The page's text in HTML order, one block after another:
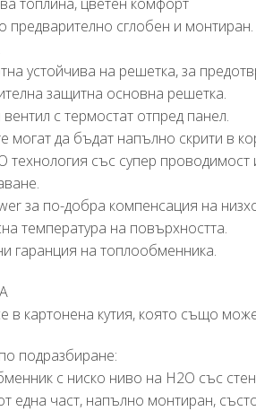
предварително сглобен и
устойчива на решетка, за
защитна основна решетка.
с термостат отпред панел.
могат да бъдат напълно скрити в
технология със супер
за по-добра компенсация на
температура на повърхността.
гаранция на топлообменника.
в картонена кутия, която също
подразбиране:
с ниско ниво на H2O със
една част, напълно монтиран,